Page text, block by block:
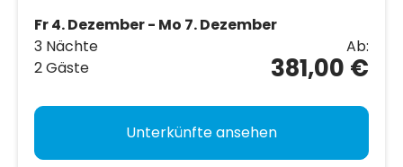
Fr 4. Dezember - Mo 7. Dezember
3 Nächte
2 Gäste
Ab:
381,00 €
Unterkünfte ansehen